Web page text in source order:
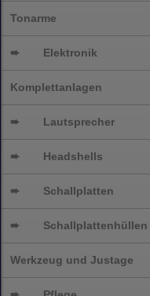
Tonarme
➨ Elektronik
Komplettanlagen
➨ Lautsprecher
➨ Headshells
➨ Schallplatten
➨ Schallplattenhüllen
Werkzeug und Justage